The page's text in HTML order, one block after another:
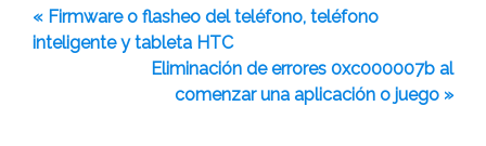
« Firmware o flasheo del teléfono, teléfono
inteligente y tableta HTC
Eliminación de errores 0xc000007b al
comenzar una aplicación o juego »